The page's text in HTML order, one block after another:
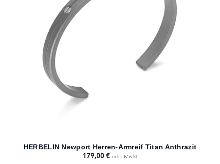
HERBELIN Newport Herren-Armreif Titan Anthrazit
179,00 € inkl. MwSt